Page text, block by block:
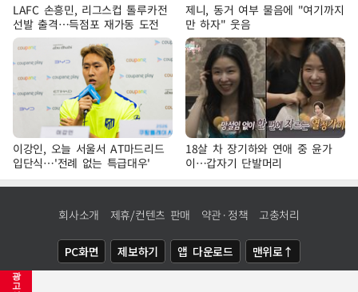
광
고
LAFC 손흥민, 리그스컵 톨루카전
선발 출격…득점포 재가동 도전
제니, 동거 여부 물음에 "여기까지
만 하자" 웃음
이강인, 오늘 서울서 AT마드리드
입단식…'전례 없는 특급대우'
18살 차 장기하와 연애 중 윤가
이…갑자기 단발머리
회사소개 제휴/컨텐츠 판매 약관·정책 고충처리
PC화면 제보하기 앱 다운로드 맨위로↑